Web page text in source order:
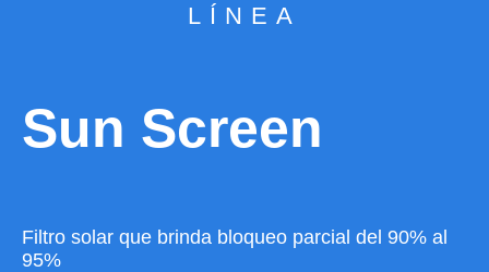
LÍNEA
Sun Screen
Filtro solar que brinda bloqueo parcial del 90% al
95%